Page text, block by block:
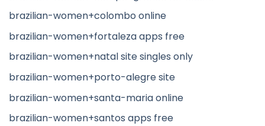
brazilian-women+colombo online
brazilian-women+fortaleza apps free
brazilian-women+natal site singles only
brazilian-women+porto-alegre site
brazilian-women+santa-maria online
brazilian-women+santos apps free